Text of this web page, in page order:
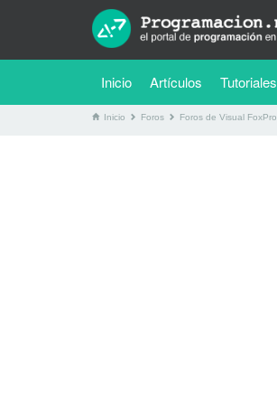
Inicio Artículos Tutoriales
Inicio Foros Foros de Visual FoxPro